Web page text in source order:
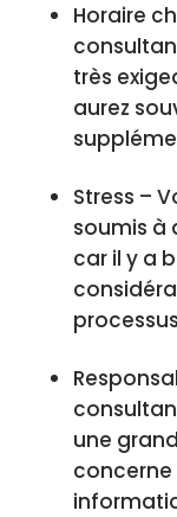
Horaire
très
aurez
Stress –
soumis à
car il y a
une
concerne